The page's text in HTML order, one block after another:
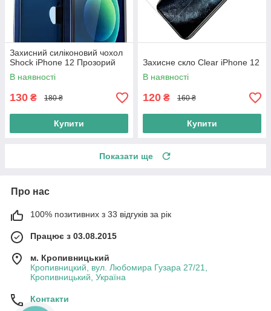
Захисний силіконовий чохол
Shock iPhone 12 Прозорий
В наявності
130 ₴ 180 ₴
Купити
Захисне скло Clear iPhone 12
В наявності
120 ₴ 160 ₴
Купити
Показати ще
Про нас
100% позитивних з 33 відгуків за рік
Працює з 03.08.2015
м. Кропивницький
Кропивницкий, вул. Любомира Гузара 27/21,
Кропивницький, Україна
Контакти